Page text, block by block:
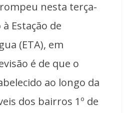
nesta terça-
Estação de
(ETA), em
é de que o
ao longo da
dos bairros 1º de